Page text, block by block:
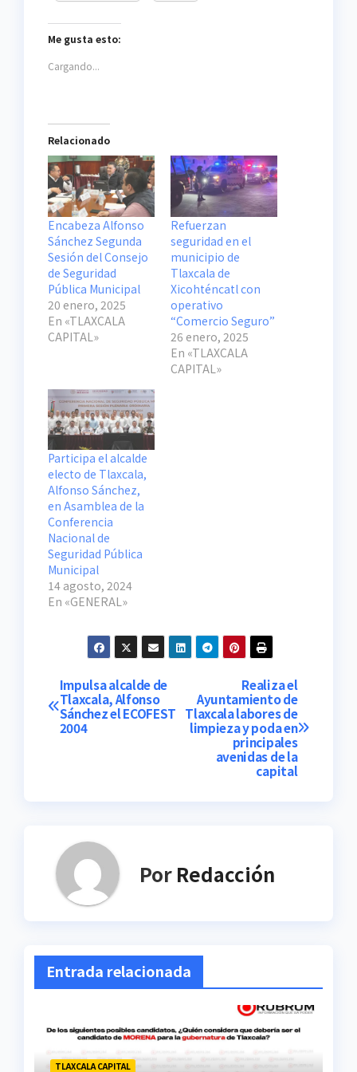
Me gusta esto:
Cargando...
Relacionado
Encabeza Alfonso
Sánchez Segunda
Sesión del Consejo
de Seguridad
Pública Municipal
20 enero, 2025
En «TLAXCALA
CAPITAL»
Refuerzan
seguridad en el
municipio de
Tlaxcala de
Xicohténcatl con
operativo
“Comercio Seguro”
26 enero, 2025
En «TLAXCALA
CAPITAL»
Participa el alcalde
electo de Tlaxcala,
Alfonso Sánchez,
en Asamblea de la
Conferencia
Nacional de
Seguridad Pública
Municipal
14 agosto, 2024
En «GENERAL»
Navegación
de
Realiza el
Ayuntamiento de
Tlaxcala labores de
limpieza y poda en
principales
avenidas de la
capital
Impulsa alcalde de
Tlaxcala, Alfonso
Sánchez el ECOFEST
2004
Por Redacción
Entrada relacionada
TLAXCALA CAPITAL